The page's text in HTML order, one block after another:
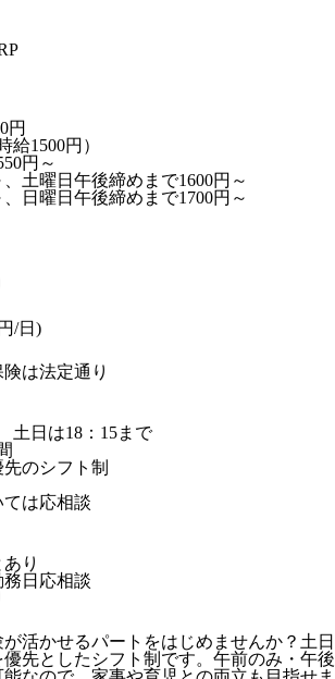
円
1500円）
円～
土曜日午後締めまで1600円～
日曜日午後締めまで1700円～
/日)
は法定通り
土日は18：15まで
のシフト制
は応相談
り
日応相談
活かせるパートをはじめませんか？土日
先としたシフト制です。午前のみ・午後